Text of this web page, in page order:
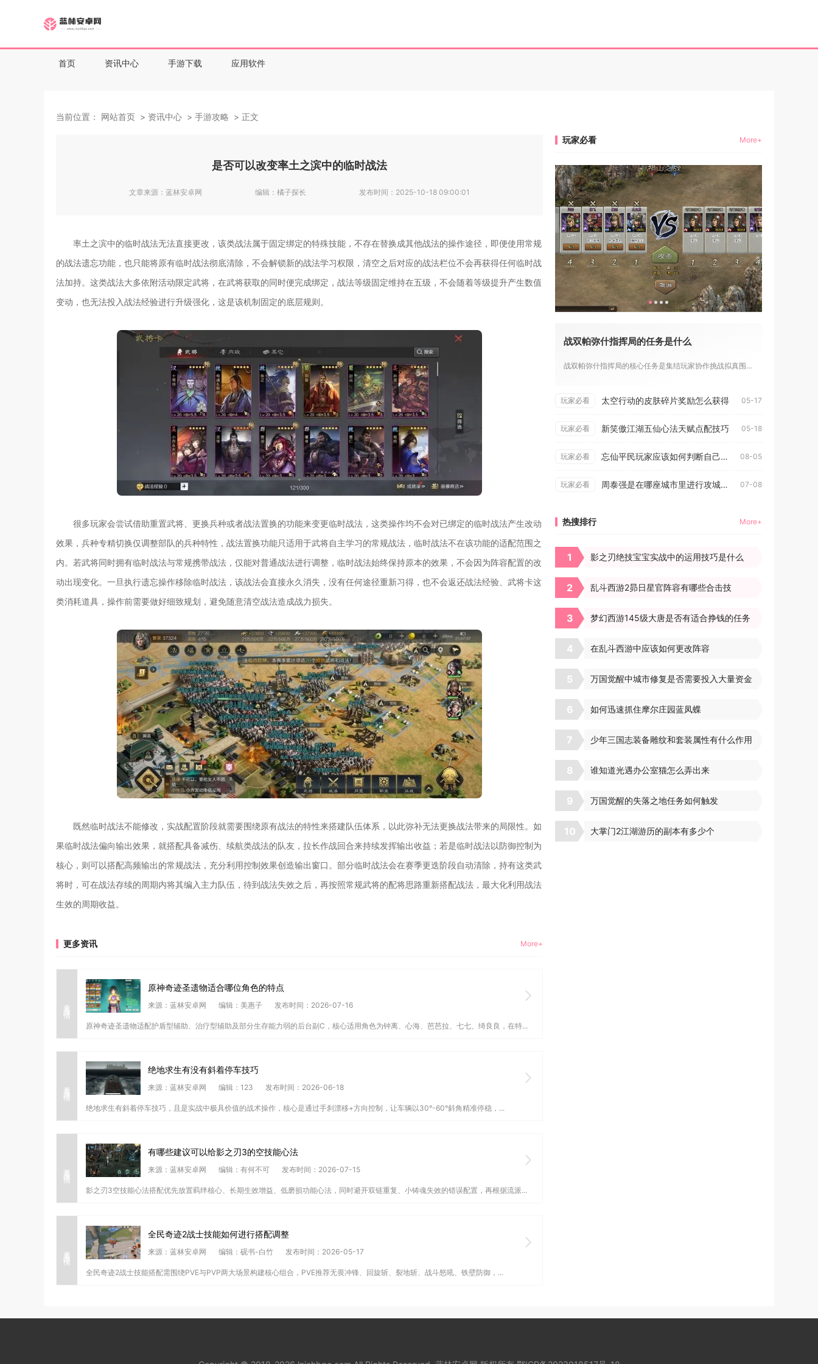
首页 资讯中心 手游下载 应用软件
当前位置： 网站首页 资讯中心 手游攻略 正文
是否可以改变率土之滨中的临时战法
文章来源： 蓝林安卓网 编辑： 橘子探长 发布时间： 2025-10-18 09:00:01
率土之滨中的临时战法无法直接更改，该类战法属于固定绑定的特殊技能，不存在替换成其他战法的操作途径，即便使用常规
的战法遗忘功能，也只能将原有临时战法彻底清除，不会解锁新的战法学习权限，清空之后对应的战法栏位不会再获得任何临时战
法加持。这类战法大多依附活动限定武将，在武将获取的同时便完成绑定，战法等级固定维持在五级，不会随着等级提升产生数值
变动，也无法投入战法经验进行升级强化，这是该机制固定的底层规则。
很多玩家会尝试借助重置武将、更换兵种或者战法置换的功能来变更临时战法，这类操作均不会对已绑定的临时战法产生改动
效果，兵种专精切换仅调整部队的兵种特性，战法置换功能只适用于武将自主学习的常规战法，临时战法不在该功能的适配范围之
内。若武将同时拥有临时战法与常规携带战法，仅能对普通战法进行调整，临时战法始终保持原本的效果，不会因为阵容配置的改
动出现变化。一旦执行遗忘操作移除临时战法，该战法会直接永久消失，没有任何途径重新习得，也不会返还战法经验、武将卡这
类消耗道具，操作前需要做好细致规划，避免随意清空战法造成战力损失。
既然临时战法不能修改，实战配置阶段就需要围绕原有战法的特性来搭建队伍体系，以此弥补无法更换战法带来的局限性。如
果临时战法偏向输出效果，就搭配具备减伤、续航类战法的队友，拉长作战回合来持续发挥输出收益；若是临时战法以防御控制为
核心，则可以搭配高频输出的常规战法，充分利用控制效果创造输出窗口。部分临时战法会在赛季更迭阶段自动清除，持有这类武
将时，可在战法存续的周期内将其编入主力队伍，待到战法失效之后，再按照常规武将的配将思路重新搭配战法，最大化利用战法
生效的周期收益。
更多资讯 More+
查看详情
原神奇迹圣遗物适合哪位角色的特点
来源：蓝林安卓网 编辑：美惠子 发布时间：2026-07-16
原神奇迹圣遗物适配护盾型辅助、治疗型辅助及部分生存能力弱的后台副C，核心适用角色为钟离、心海、芭芭拉、七七、绮良良，在特...
查看详情
绝地求生有没有斜着停车技巧
来源：蓝林安卓网 编辑：123 发布时间：2026-06-18
绝地求生有斜着停车技巧，且是实战中极具价值的战术操作，核心是通过手刹漂移+方向控制，让车辆以30°-60°斜角精准停稳，...
查看详情
有哪些建议可以给影之刃3的空技能心法
来源：蓝林安卓网 编辑：有何不可 发布时间：2026-07-15
影之刃3空技能心法搭配优先放置羁绊核心、长期生效增益、低磨损功能心法，同时避开双链重复、小铸魂失效的错误配置，再根据流派...
查看详情
全民奇迹2战士技能如何进行搭配调整
来源：蓝林安卓网 编辑：砚书-白竹 发布时间：2026-05-17
全民奇迹2战士技能搭配需围绕PVE与PVP两大场景构建核心组合，PVE推荐无畏冲锋、回旋斩、裂地斩、战斗怒吼、铁壁防御，...
玩家必看 More+
战双帕弥什指挥局的任务是什么
战双帕弥什指挥局的核心任务是集结玩家协作挑战拟真围剿与众志行...
玩家必看 太空行动的皮肤碎片奖励怎么获得 05-17
玩家必看 新笑傲江湖五仙心法天赋点配技巧 05-18
玩家必看 忘仙平民玩家应该如何判断自己适合哪种职业 08-05
玩家必看 周泰强是在哪座城市里进行攻城掠地的 07-08
热搜排行 More+
1 影之刃绝技宝宝实战中的运用技巧是什么
2 乱斗西游2昴日星官阵容有哪些合击技
3 梦幻西游145级大唐是否有适合挣钱的任务
4 在乱斗西游中应该如何更改阵容
5 万国觉醒中城市修复是否需要投入大量资金
6 如何迅速抓住摩尔庄园蓝凤蝶
7 少年三国志装备雕纹和套装属性有什么作用
8 谁知道光遇办公室猫怎么弄出来
9 万国觉醒的失落之地任务如何触发
10 大掌门2江湖游历的副本有多少个